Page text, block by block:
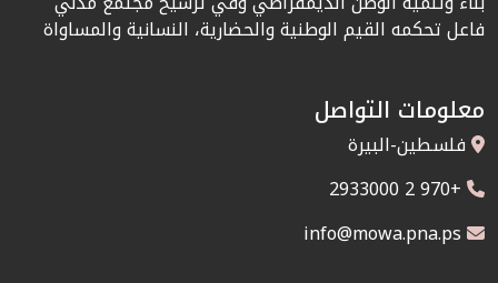
فاعل تحكمه القيم الوطنية والحضارية، النسانية والمساواة
معلومات التواصل
فلسطين-البيرة
+970 2 2933000
info@mowa.pna.ps